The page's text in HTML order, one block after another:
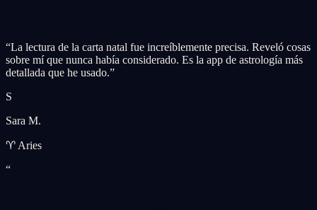
“La lectura de la carta natal fue increíblemente precisa. Reveló cosas
sobre mí que nunca había considerado. Es la app de astrología más
detallada que he usado.”
S
Sara M.
♈ Aries
“